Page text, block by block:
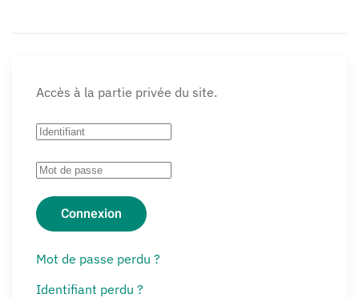
Accès à la partie privée du site.
Connexion
Mot de passe perdu ?
Identifiant perdu ?